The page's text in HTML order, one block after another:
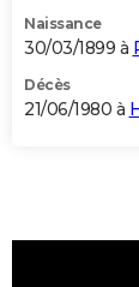
Naissance
30/03/1899 à
Décès
21/06/1980 à